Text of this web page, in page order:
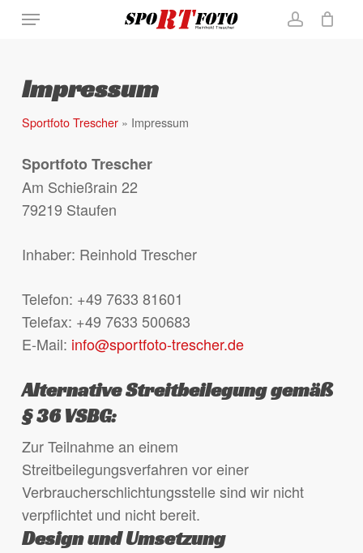
Skip
content
Menu
Impressum
Sportfoto Trescher» Impressum
Sportfoto Trescher
Am Schießrain 22
79219 Staufen
Inhaber: Reinhold Trescher
Telefon: +49 7633 81601
Telefax: +49 7633 500683
E-Mail: info@sportfoto-trescher.de
Alternative Streitbeilegung gemäß
§ 36 VSBG:
Zur Teilnahme an einem
Streitbeilegungsverfahren vor einer
Verbraucherschlichtungsstelle sind wir nicht
verpflichtet und nicht bereit.
Design und Umsetzung